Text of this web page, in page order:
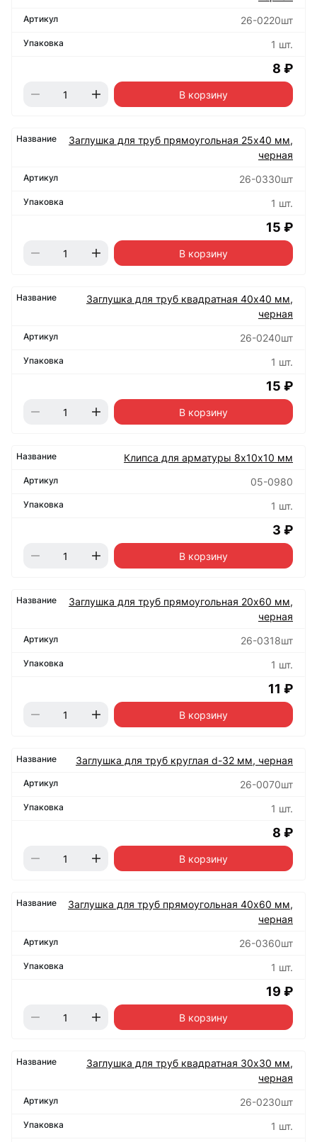
26-0220шт
1 шт.
8 ₽
В корзину
Заглушка для труб прямоугольная 25х40 мм,
черная
26-0330шт
1 шт.
15 ₽
В корзину
Заглушка для труб квадратная 40х40 мм,
черная
26-0240шт
1 шт.
15 ₽
В корзину
Клипса для арматуры 8х10х10 мм
05-0980
1 шт.
3 ₽
В корзину
Заглушка для труб прямоугольная 20х60 мм,
черная
26-0318шт
1 шт.
11 ₽
В корзину
Заглушка для труб круглая d-32 мм, черная
26-0070шт
1 шт.
8 ₽
В корзину
Заглушка для труб прямоугольная 40х60 мм,
черная
26-0360шт
1 шт.
19 ₽
В корзину
Заглушка для труб квадратная 30х30 мм,
черная
26-0230шт
1 шт.